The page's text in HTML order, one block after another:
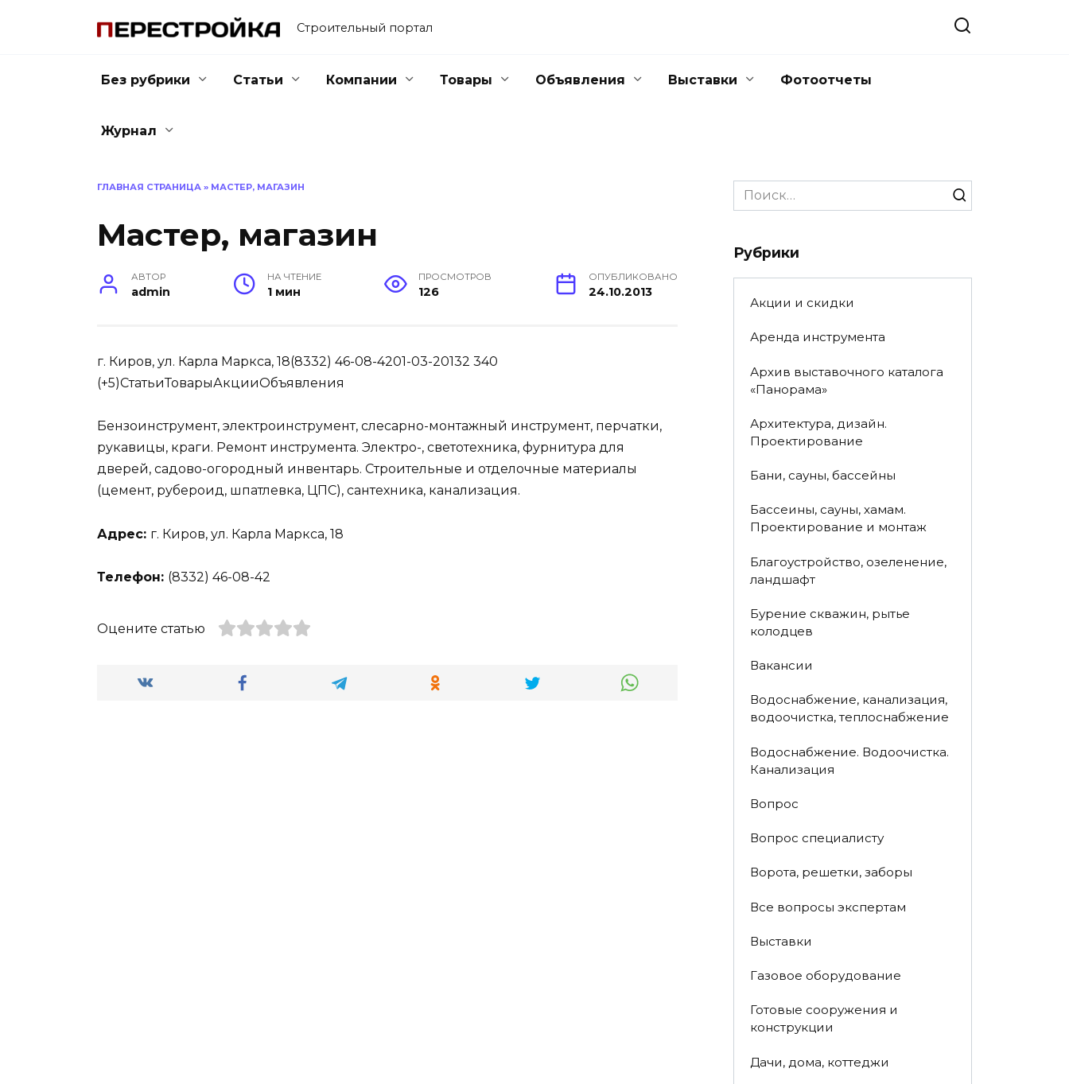
Строительный портал
Без рубрики Статьи Компании Товары Объявления Выставки Фотоотчеты
Журнал
ГЛАВНАЯ СТРАНИЦА » МАСТЕР, МАГАЗИН
Мастер, магазин
АВТОР
admin
НА ЧТЕНИЕ
1 мин
ПРОСМОТРОВ
126
ОПУБЛИКОВАНО
24.10.2013
г. Киров, ул. Карла Маркса, 18(8332) 46-08-4201-03-20132 340
(+5)СтатьиТоварыАкцииОбъявления
Бензоинструмент, электроинструмент, слесарно-монтажный инструмент, перчатки,
рукавицы, краги. Ремонт инструмента. Электро-, светотехника, фурнитура для
дверей, садово-огородный инвентарь. Строительные и отделочные материалы
(цемент, рубероид, шпатлевка, ЦПС), сантехника, канализация.
Адрес: г. Киров, ул. Карла Маркса, 18
Телефон: (8332) 46-08-42
Оцените статью
Search
for:
Рубрики
Акции и скидки
Аренда инструмента
Архив выставочного каталога
«Панорама»
Архитектура, дизайн.
Проектирование
Бани, сауны, бассейны
Бассеины, сауны, хамам.
Проектирование и монтаж
Благоустройство, озеленение,
ландшафт
Бурение скважин, рытье
колодцев
Вакансии
Водоснабжение, канализация,
водоочистка, теплоснабжение
Водоснабжение. Водоочистка.
Канализация
Вопрос
Вопрос специалисту
Ворота, решетки, заборы
Все вопросы экспертам
Выставки
Газовое оборудование
Готовые сооружения и
конструкции
Дачи, дома, коттеджи